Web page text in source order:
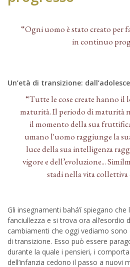
“Ogni uomo è stato creato per
in continuo
Un’età di transizione:
“Tutte le cose create hanno il
maturità. Il periodo di maturità
il momento della sua
umano l'uomo raggiunge la
luce della sua intelligenza
vigore e dell’evoluzione...
stadi nella vita
Gli insegnamenti bahá’í spiegano
fanciullezza e si trova ora all’esordio
cambiamenti che oggi vediamo
di transizione. Esso può essere
durante la quale i pensieri, i
dell’infanzia cedono il passo a nuovi